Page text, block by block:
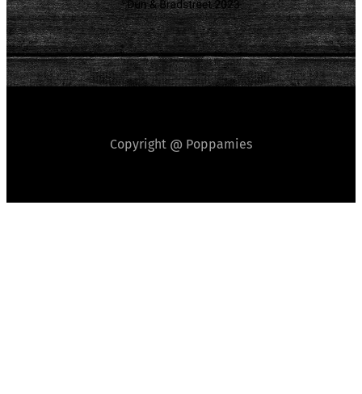
Copyright @ Poppamies